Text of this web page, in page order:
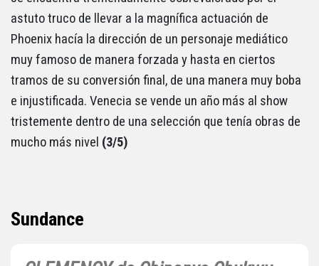
astuto truco de llevar a la magnífica actuación de
Phoenix hacía la dirección de un personaje mediático
muy famoso de manera forzada y hasta en ciertos
tramos de su conversión final, de una manera muy boba
e injustificada. Venecia se vende un año más al show
tristemente dentro de una selección que tenía obras de
mucho más nivel (3/5)
Sundance